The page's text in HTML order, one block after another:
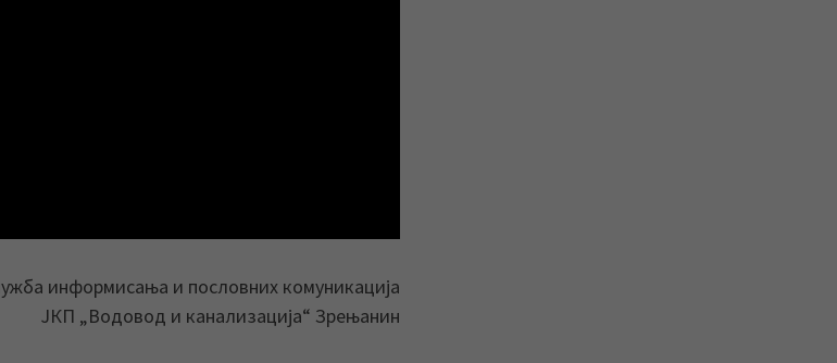
информисања и пословних комуникација
ЈКП „Водовод и канализација“ Зрењанин